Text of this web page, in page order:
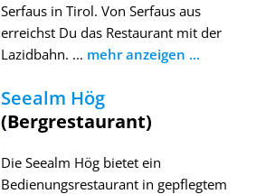
Serfaus in Tirol. Von Serfaus aus
erreichst Du das Restaurant mit der
Lazidbahn. ... mehr anzeigen ...
Seealm Hög
(Bergrestaurant)
Die Seealm Hög bietet ein
Bedienungsrestaurant in gepflegtem